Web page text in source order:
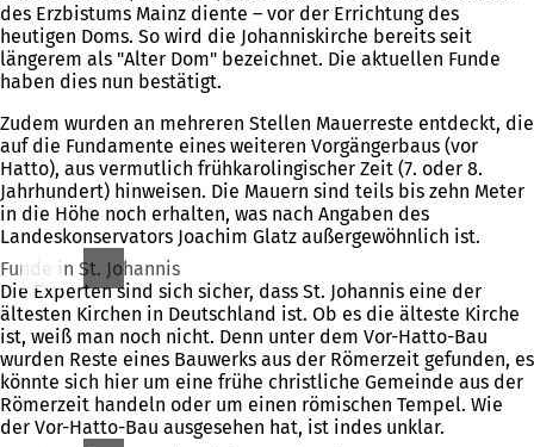
des Erzbistums Mainz diente – vor der Errichtung des
heutigen Doms. So wird die Johanniskirche bereits seit
längerem als "Alter Dom" bezeichnet. Die aktuellen Funde
haben dies nun bestätigt.
Zudem wurden an mehreren Stellen Mauerreste entdeckt, die
auf die Fundamente eines weiteren Vorgängerbaus (vor
Hatto), aus vermutlich frühkarolingischer Zeit (7. oder 8.
Jahrhundert) hinweisen. Die Mauern sind teils bis zehn Meter
in die Höhe noch erhalten, was nach Angaben des
Landeskonservators Joachim Glatz außergewöhnlich ist.
Funde in St. Johannis
Die Experten sind sich sicher, dass St. Johannis eine der
ältesten Kirchen in Deutschland ist. Ob es die älteste Kirche
ist, weiß man noch nicht. Denn unter dem Vor-Hatto-Bau
wurden Reste eines Bauwerks aus der Römerzeit gefunden, es
könnte sich hier um eine frühe christliche Gemeinde aus der
Römerzeit handeln oder um einen römischen Tempel. Wie
der Vor-Hatto-Bau ausgesehen hat, ist indes unklar.